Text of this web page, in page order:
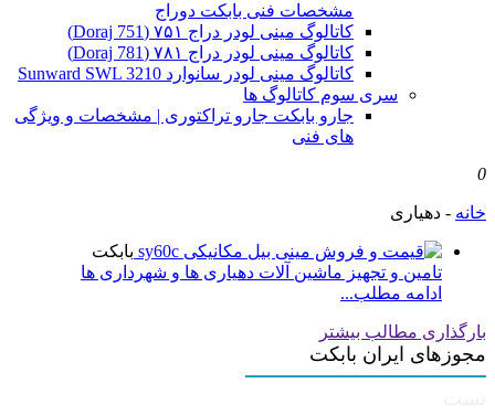
مشخصات فنی بابکت دوراج
کاتالوگ مینی لودر دراج ۷۵۱ (Doraj 751)
کاتالوگ مینی لودر دراج ۷۸۱ (Doraj 781)
کاتالوگ مینی لودر سانوارد Sunward SWL 3210
سری سوم کاتالوگ ها
جارو بابکت جارو تراکتوری | مشخصات و ویژگی
های فنی
0
خانه - دهیاری
بابکت
تامین و تجهیز ماشین آلات دهیاری ها و شهرداری ها
ادامه مطلب...
بارگذاری مطالب بیشتر
مجوزهای ایران بابکت